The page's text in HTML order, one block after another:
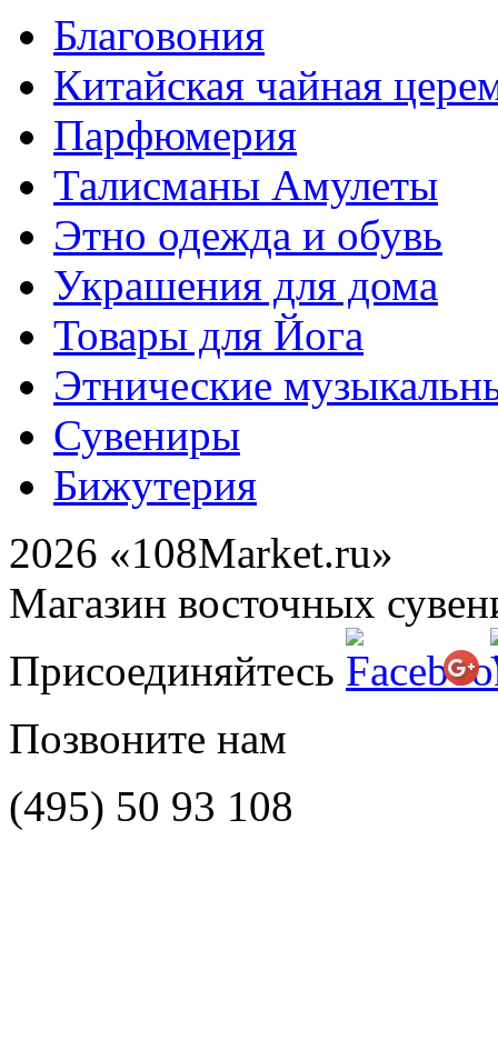
Благовония
Китайская чайная
Парфюмерия
Талисманы Амулеты
Этно одежда и обувь
Украшения для дома
Товары для Йога
Этнические
Сувениры
Бижутерия
2026 «108Market.ru»
Магазин восточных
Присоединяйтесь
Позвоните нам
(495) 50 93 108